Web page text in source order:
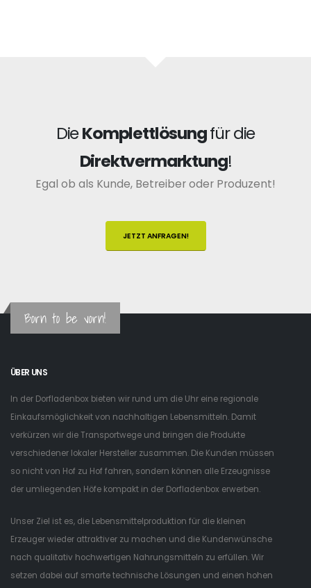
DieKomplettlösungfür die
Direktvermarktung!
Egal ob als Kunde, Betreiber oder Produzent!
JETZT ANFRAGEN!
Born to be vorn!
ÜBER UNS
In der Dorfladenbox bieten wir rund um die Uhr eine regionale
Einkaufsmöglichkeit von nachhaltigen Lebensmitteln. Damit
verkürzen wir die Transportwege und bringen die Produkte
verschiedener lokaler Hersteller zusammen. Die Kunden müssen
so nicht von Hof zu Hof fahren, sondern können alle Erzeugnisse
der umliegenden Höfe kompakt in der Dorfladenbox erwerben.
Unser Ziel ist es, die Lebensmittelproduktion für die kleinen
Erzeuger wieder attraktiver zu machen und die Kundenwünsche
nach qualitativ hochwertigen Nahrungsmitteln zu erfüllen. Wir
setzen dabei auf smarte technische Lösungen und einen hohen